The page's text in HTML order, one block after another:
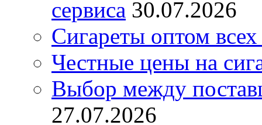
сервиса 30.07.2026
Сигареты оптом
Честные цены на
Выбор между
27.07.2026